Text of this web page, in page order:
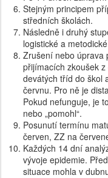
Stejným principem
středních školách.
Následně i druhý
logistické a
Zrušení nebo úprava
přijímacích zkoušek
devátých tříd do škol
červnu. Pro ně je
Pokud nefunguje, je
nebo „pomohl“.
Posunutí termínu
červen, ZZ na
Každých 14 dní
vývoje epidemie.
situace mohla v